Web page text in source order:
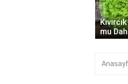
mu
‹